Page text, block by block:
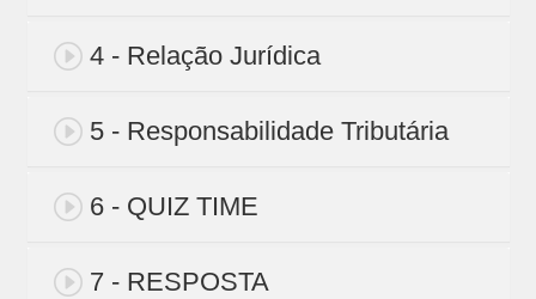
4 - Relação Jurídica
5 - Responsabilidade Tributária
6 - QUIZ TIME
7 - RESPOSTA